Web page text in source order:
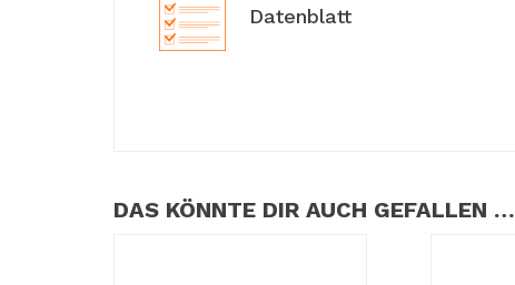
Datenblatt
DAS KÖNNTE DIR AUCH GEFALLEN …